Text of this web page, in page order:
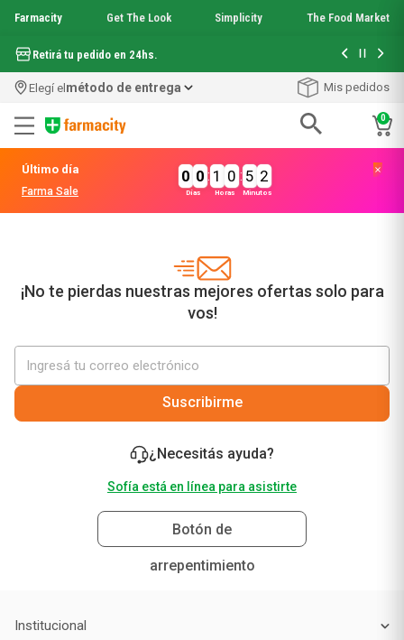
Farmacity Get The Look Simplicity The Food Market
Retirá tu pedido en 24hs. Hasta 6
Elegí elmétodo de entrega Mis pedidos
0
Último día
Farma Sale
0 0
Días
: 1 0
Horas
: 5 2
Minutos
¡No te pierdas nuestras mejores ofertas solo para
vos!
Suscribirme
¿Necesitás ayuda?
Sofía está en línea para asistirte
Botón de
arrepentimiento
Institucional
.garnier toque seco crema facial
. get the look
9
10. nyx